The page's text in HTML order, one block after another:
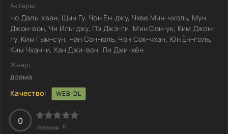
Актеры:
Чо Даль-хван, Щин Гу, Чон Ён-джу, Чхве Мин-чхоль, Мун
Джон-вон, Чи Иль-джу, Пэ Джэ-ги, Мин Сон-ук, Ким Джон-
гу, Ким Гым-сун, Чан Сон-юль, Чон Сок-чхан, Юн Ён-голь,
Ким Чхан-и, Хан Джи-вон, Ли Джи-хён
Жанр:
драма
Качество:
WEB-DL
0
Голосов: 0